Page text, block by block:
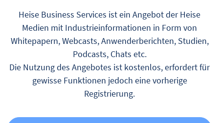
Heise Business Services ist ein Angebot der Heise
Medien mit Industrieinformationen in Form von
Whitepapern, Webcasts, Anwenderberichten, Studien,
Podcasts, Chats etc.
Die Nutzung des Angebotes ist kostenlos, erfordert für
gewisse Funktionen jedoch eine vorherige
Registrierung.